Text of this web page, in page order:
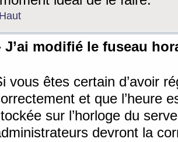
Haut
J’ai modifié le fuseau
vous êtes certain d’avoir
et que l’heure
sur l’horloge du
devront la